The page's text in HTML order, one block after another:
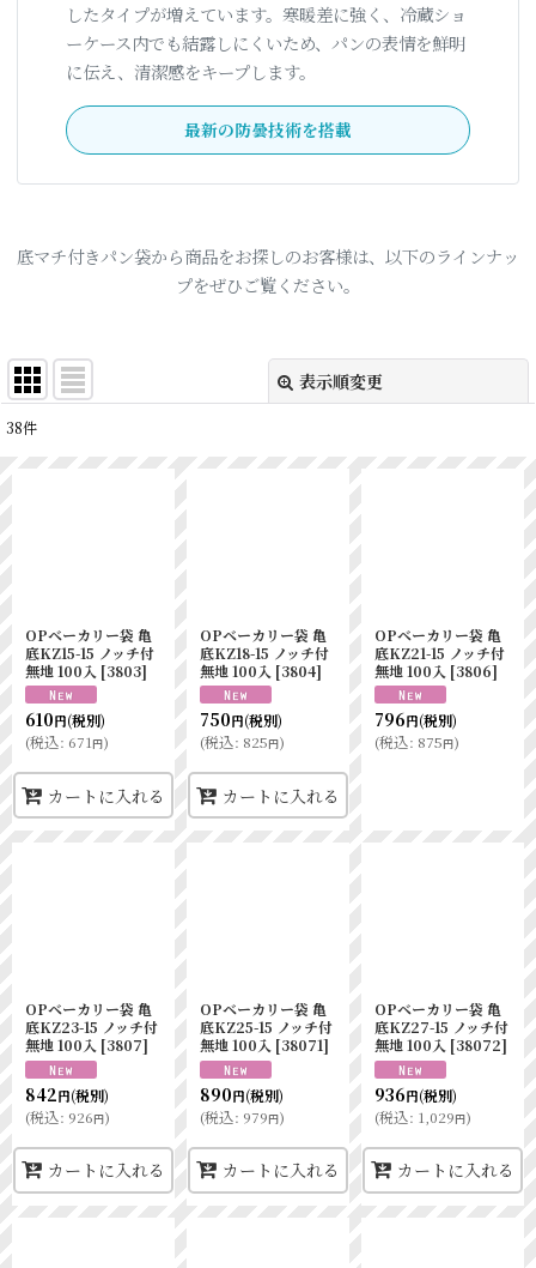
したタイプが増えています。寒暖差に強く、冷蔵ショ
ーケース内でも結露しにくいため、パンの表情を鮮明
に伝え、清潔感をキープします。
最新の防曇技術を搭載
底マチ付きパン袋から商品をお探しのお客様は、以下のラインナッ
プをぜひご覧ください。
表示順変更
38件
OPベーカリー袋 亀
底KZ15-15 ノッチ付
無地 100入 [3803]
610円(税別)
(税込: 671円)
カートに入れる
OPベーカリー袋 亀
底KZ18-15 ノッチ付
無地 100入 [3804]
750円(税別)
(税込: 825円)
カートに入れる
OPベーカリー袋 亀
底KZ21-15 ノッチ付
無地 100入 [3806]
796円(税別)
(税込: 875円)
OPベーカリー袋 亀
底KZ23-15 ノッチ付
無地 100入 [3807]
842円(税別)
(税込: 926円)
カートに入れる
OPベーカリー袋 亀
底KZ25-15 ノッチ付
無地 100入 [38071]
890円(税別)
(税込: 979円)
カートに入れる
OPベーカリー袋 亀
底KZ27-15 ノッチ付
無地 100入 [38072]
936円(税別)
(税込: 1,029円)
カートに入れる